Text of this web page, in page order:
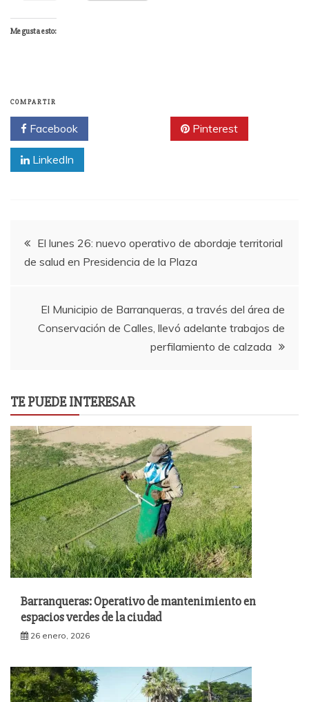
Me gusta esto:
COMPARTIR
Facebook Pinterest
LinkedIn
Navegación
de
entradas
El lunes 26: nuevo operativo de abordaje territorial
de salud en Presidencia de la Plaza
El Municipio de Barranqueras, a través del área de
Conservación de Calles, llevó adelante trabajos de
perfilamiento de calzada
TE PUEDE INTERESAR
Barranqueras: Operativo de mantenimiento en
espacios verdes de la ciudad
26 enero, 2026